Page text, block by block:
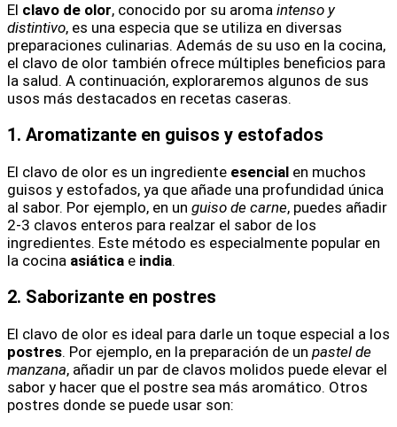
El clavo de olor, conocido por su aroma intenso y
distintivo, es una especia que se utiliza en diversas
preparaciones culinarias. Además de su uso en la cocina,
el clavo de olor también ofrece múltiples beneficios para
la salud. A continuación, exploraremos algunos de sus
usos más destacados en recetas caseras.
1. Aromatizante en guisos y estofados
El clavo de olor es un ingrediente esencial en muchos
guisos y estofados, ya que añade una profundidad única
al sabor. Por ejemplo, en un guiso de carne, puedes añadir
2-3 clavos enteros para realzar el sabor de los
ingredientes. Este método es especialmente popular en
la cocina asiática e india.
2. Saborizante en postres
El clavo de olor es ideal para darle un toque especial a los
postres. Por ejemplo, en la preparación de un pastel de
manzana, añadir un par de clavos molidos puede elevar el
sabor y hacer que el postre sea más aromático. Otros
postres donde se puede usar son: